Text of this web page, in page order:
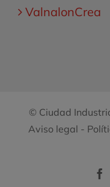
ValnalonCrea
© Ciudad
Aviso legal -